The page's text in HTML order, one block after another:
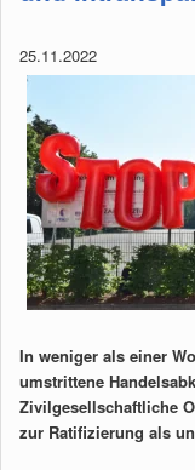
25.11.2022
In weniger als einer
umstrittene
Zivilgesellschaftliche
zur Ratifizierung als